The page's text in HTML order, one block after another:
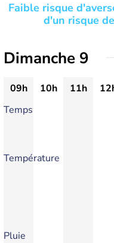
Faible risque
d'un risque
Dimanche 9
09h 10h 11h
Temps
Température
Pluie